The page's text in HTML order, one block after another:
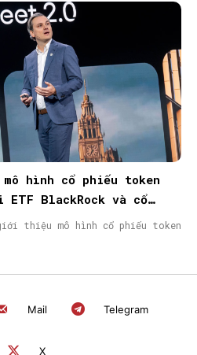
hình cổ phiếu token
ETF BlackRock và cổ
giới thiệu mô hình cổ phiếu token
Mail Telegram
X